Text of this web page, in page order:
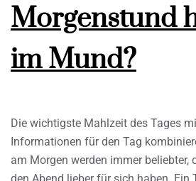
Morgenstund
im Mund?
Die wichtigste Mahlzeit des Tages
Informationen für den Tag
am Morgen werden immer beliebter,